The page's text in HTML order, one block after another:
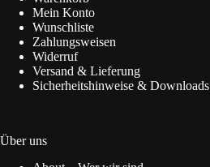
Mein Konto
Wunschliste
Zahlungsweisen
Widerruf
Versand & Lieferung
Sicherheitshinweise & Downloads
Über uns